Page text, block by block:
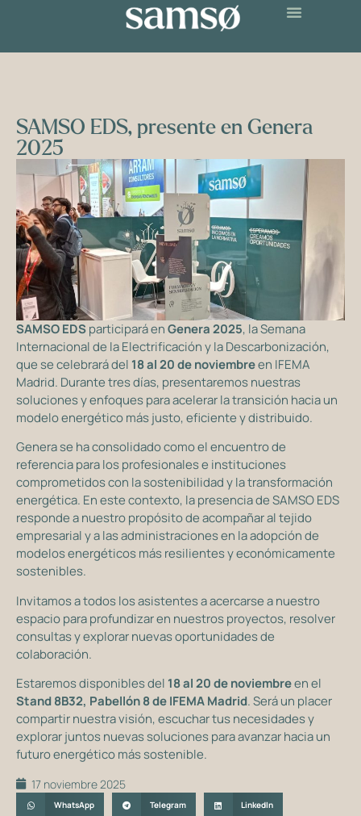
SAMSO EDS, presente en Genera
2025
SAMSO EDSparticipará enGenera 2025, la Semana
Internacional de la Electrificación y la Descarbonización,
que se celebrará del 18 al 20 de noviembreen IFEMA
Madrid. Durante tres días, presentaremos nuestras
soluciones y enfoques para acelerar la transición hacia un
modelo energético más justo, eficiente y distribuido.
Genera se ha consolidado como el encuentro de
referencia para los profesionales e instituciones
comprometidos con la sostenibilidad y la transformación
energética. En este contexto, la presencia de SAMSO EDS
responde a nuestro propósito de acompañar al tejido
empresarial y a las administraciones en la adopción de
modelos energéticos más resilientes y económicamente
sostenibles.
Invitamos a todos los asistentes a acercarse a nuestro
espacio para profundizar en nuestros proyectos, resolver
consultas y explorar nuevas oportunidades de
colaboración.
Estaremos disponibles del 18 al 20 de noviembreen el
Stand 8B32, Pabellón 8 de IFEMA Madrid. Será un placer
compartir nuestra visión, escuchar tus necesidades y
explorar juntos nuevas soluciones para avanzar hacia un
futuro energético más sostenible.
17 noviembre 2025
WhatsApp Telegram LinkedIn